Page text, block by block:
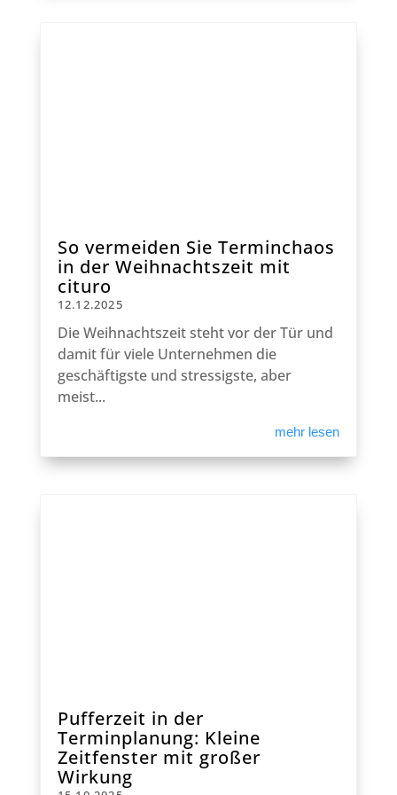
So vermeiden Sie Terminchaos
in der Weihnachtszeit mit
cituro
12.12.2025
Die Weihnachtszeit steht vor der Tür und
damit für viele Unternehmen die
geschäftigste und stressigste, aber
meist...
mehr lesen
Pufferzeit in der
Terminplanung: Kleine
Zeitfenster mit großer
Wirkung